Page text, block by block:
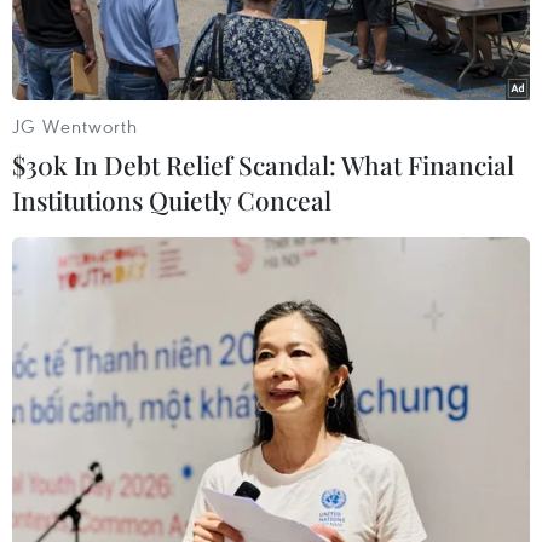
Người biểu tình tập trung tại khu vực tòa nhà Quốc hội Mỹ ở
Washington, DC ngày 6/1/2021. (Ảnh: AFP/TTXVN)
Tờ Business Insider ngày 6/12 dẫn kết quả thăm
dò do Hiệp hội cựu thành viên Quốc hội Mỹ thực
hiện cho thấy có tới 84% cựu nghị sỹ lưỡng
đảng bày tỏ lo ngại về nguy cơ tái diễn tình
JG Wentworth
$30k In Debt Relief Scandal: What Financial
Institutions Quietly Conceal